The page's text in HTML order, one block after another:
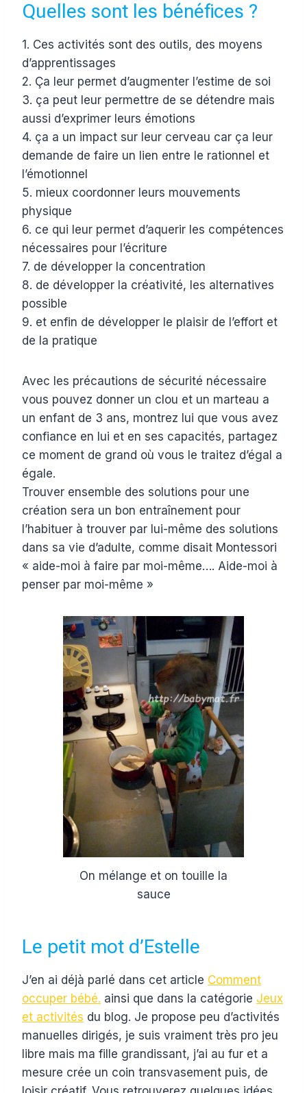
Quelles sont les bénéfices ?
1. Ces activités sont des outils, des moyens
d’apprentissages
2. Ça leur permet d’augmenter l’estime de soi
3. ça peut leur permettre de se détendre mais
aussi d’exprimer leurs émotions
4. ça a un impact sur leur cerveau car ça leur
demande de faire un lien entre le rationnel et
l’émotionnel
5. mieux coordonner leurs mouvements
physique
6. ce qui leur permet d’aquerir les compétences
nécessaires pour l’écriture
7. de développer la concentration
8. de développer la créativité, les alternatives
possible
9. et enfin de développer le plaisir de l’effort et
de la pratique
Avec les précautions de sécurité nécessaire
vous pouvez donner un clou et un marteau a
un enfant de 3 ans, montrez lui que vous avez
confiance en lui et en ses capacités, partagez
ce moment de grand où vous le traitez d’égal a
égale.
Trouver ensemble des solutions pour une
création sera un bon entraînement pour
l’habituer à trouver par lui-même des solutions
dans sa vie d’adulte, comme disait Montessori
« aide-moi à faire par moi-même…. Aide-moi à
penser par moi-même »
On mélange et on touille la
sauce
Le petit mot d’Estelle
J’en ai déjà parlé dans cet article Comment
occuper bébé. ainsi que dans la catégorie Jeux
et activités du blog. Je propose peu d’activités
manuelles dirigés, je suis vraiment très pro jeu
libre mais ma fille grandissant, j’ai au fur et a
mesure crée un coin transvasement puis, de